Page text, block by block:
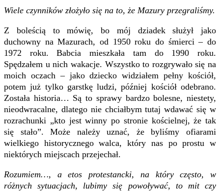
Wiele czynników złożyło się na to, że Mazury przegraliśmy.
Z boleścią to mówię, bo mój dziadek służył jako
duchowny na Mazurach, od 1950 roku do śmierci – do
1972 roku. Babcia mieszkała tam do 1990 roku.
Spędzałem u nich wakacje. Wszystko to rozgrywało się na
moich oczach – jako dziecko widziałem pełny kościół,
potem już tylko garstkę ludzi, później kościół odebrano.
Została historia… Są to sprawy bardzo bolesne, niestety,
nieodwracalne, dlatego nie chciałbym tutaj wdawać się w
rozrachunki „kto jest winny po stronie kościelnej, że tak
się stało”. Może należy uznać, że byliśmy ofiarami
wielkiego historycznego walca, który nas po prostu w
niektórych miejscach przejechał.
Rozumiem…, a etos protestancki, na który często, w
różnych sytuacjach, lubimy się powoływać, to mit czy